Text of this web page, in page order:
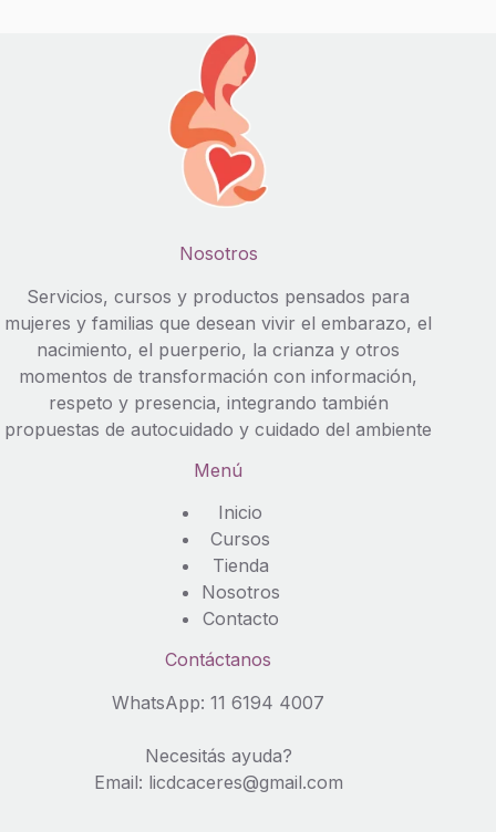
Nosotros
Servicios, cursos y productos pensados para
mujeres y familias que desean vivir el embarazo, el
nacimiento, el puerperio, la crianza y otros
momentos de transformación con información,
respeto y presencia, integrando también
propuestas de autocuidado y cuidado del ambiente
Menú
Inicio
Cursos
Tienda
Nosotros
Contacto
Contáctanos
WhatsApp:11 6194 4007
Necesitás ayuda?
Email: licdcaceres@gmail.com